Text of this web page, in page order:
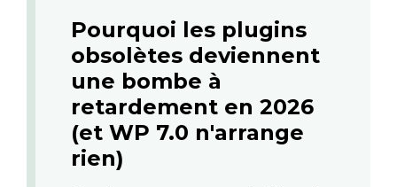
Pourquoi les plugins
obsolètes deviennent
une bombe à
retardement en 2026
(et WP 7.0 n'arrange
rien)